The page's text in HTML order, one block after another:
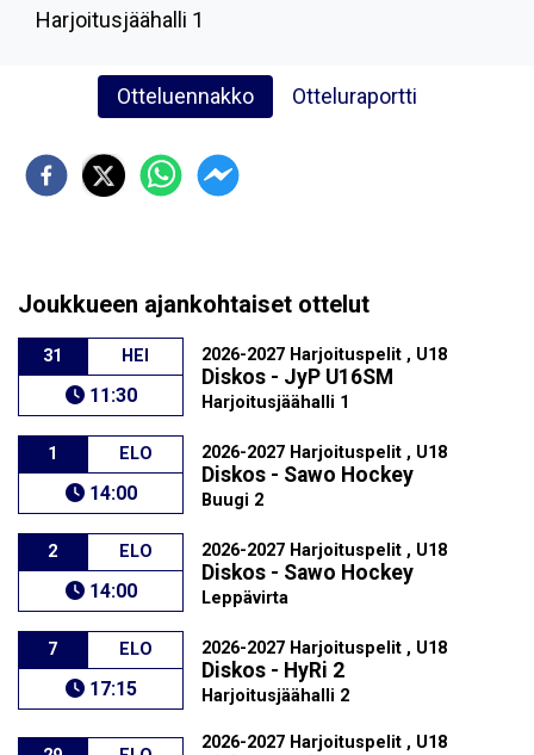
Harjoitusjäähalli 1
Otteluennakko Otteluraportti
Joukkueen ajankohtaiset ottelut
31 HEI
11:30
2026-2027 Harjoituspelit , U18
Diskos - JyP U16SM
Harjoitusjäähalli 1
1 ELO
14:00
2026-2027 Harjoituspelit , U18
Diskos - Sawo Hockey
Buugi 2
2 ELO
14:00
2026-2027 Harjoituspelit , U18
Diskos - Sawo Hockey
Leppävirta
7 ELO
17:15
2026-2027 Harjoituspelit , U18
Diskos - HyRi 2
Harjoitusjäähalli 2
2026-2027 Harjoituspelit , U18